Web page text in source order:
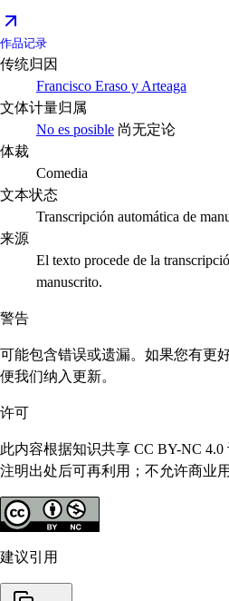
作品记录
传统归因
Francisco Eraso y Arteaga
文体计量归属
No es posible 尚无定论
体裁
Comedia
文本状态
Transcripción automática de
来源
El texto procede de la
manuscrito.
警告
可能包含错误或遗漏。如果您有更
便我们纳入更新。
许可
此内容根据知识共享 CC BY-NC
注明出处后可再利用；不允许商业用
建议引用